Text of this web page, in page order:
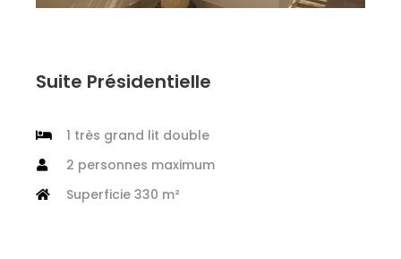
Suite Présidentielle
1 très grand lit double
2 personnes maximum
Superficie 330 m²